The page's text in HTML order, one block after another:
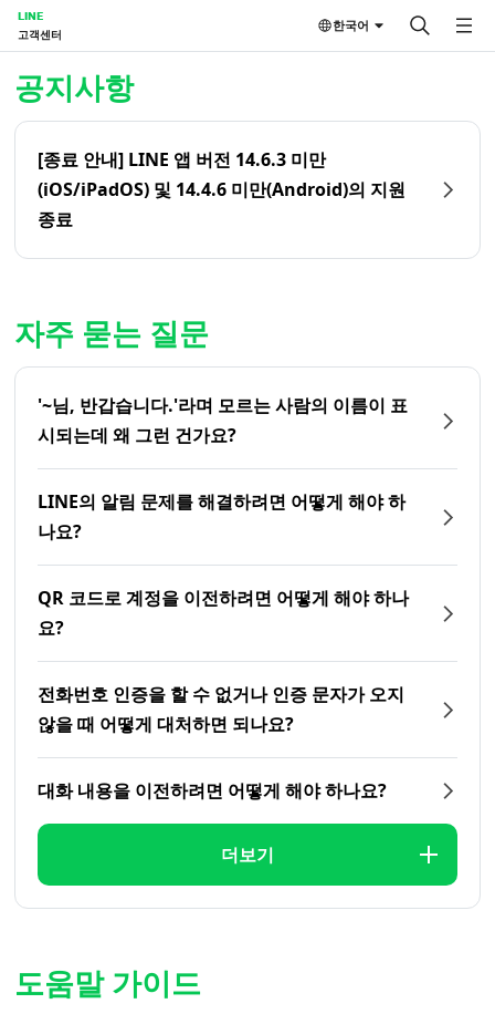
LINE
고객센터
한국어
공지사항
[종료 안내] LINE 앱 버전 14.6.3 미만
(iOS/iPadOS) 및 14.4.6 미만(Android)의 지원
종료
자주 묻는 질문
'~님, 반갑습니다.'라며 모르는 사람의 이름이 표
시되는데 왜 그런 건가요?
LINE의 알림 문제를 해결하려면 어떻게 해야 하
나요?
QR 코드로 계정을 이전하려면 어떻게 해야 하나
요?
전화번호 인증을 할 수 없거나 인증 문자가 오지
않을 때 어떻게 대처하면 되나요?
대화 내용을 이전하려면 어떻게 해야 하나요?
더보기
도움말 가이드